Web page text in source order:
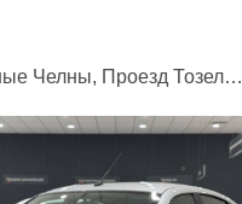
Челны, Проезд ​Тозелеш, 27